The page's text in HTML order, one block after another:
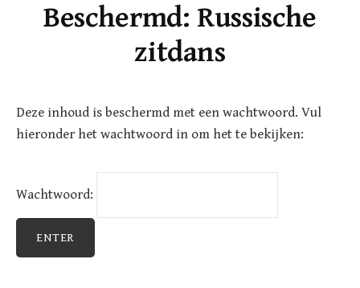
Beschermd: Russische
zitdans
Deze inhoud is beschermd met een wachtwoord. Vul
hieronder het wachtwoord in om het te bekijken:
Wachtwoord: